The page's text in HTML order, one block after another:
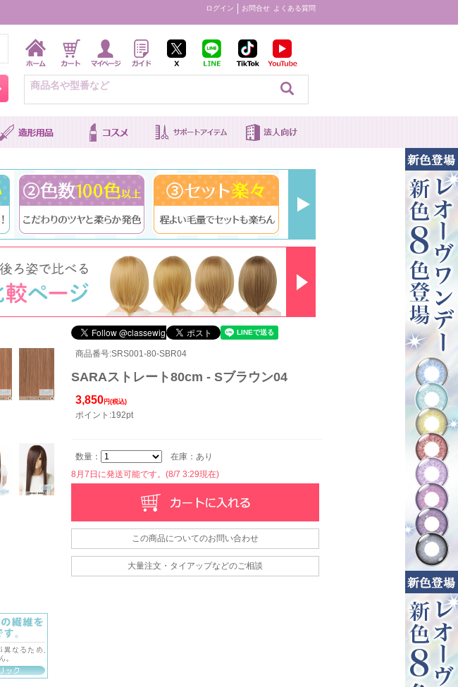
ログイン お問合せ よくある質問
キャラ別おすすめ商品を見る
商品番号:SRS001-80-SBR04
SARAストレート80cm - Sブラウン04
3,850 円(税込)
ポイント:192pt
数量：
在庫：あり
8月7日に発送可能です。(8/7 3:29現在)
この商品についてのお問い合わせ
大量注文・タイアップなどのご相談